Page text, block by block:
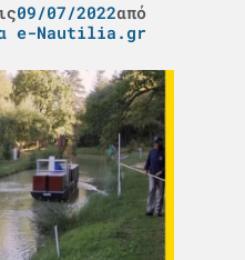
09/07/2022από
e-Nautilia.gr